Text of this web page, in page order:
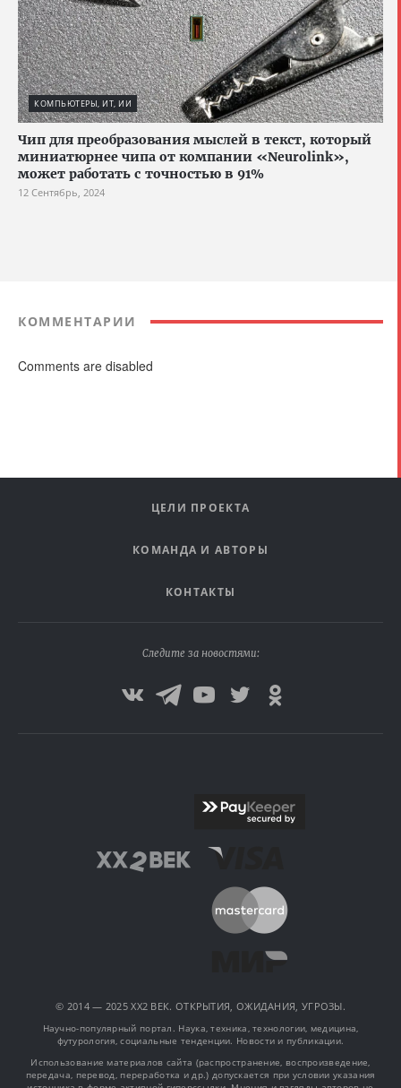
КОМПЬЮТЕРЫ, ИТ, ИИ
Чип для преобразования мыслей в текст, который
миниатюрнее чипа от компании «Neurolink»,
может работать с точностью в 91%
12 Сентябрь, 2024
КОММЕНТАРИИ
Comments are disabled
ЦЕЛИ ПРОЕКТА
КОМАНДА И АВТОРЫ
КОНТАКТЫ
Следите за новостями:
© 2014 — 2025 XX2 ВЕК. ОТКРЫТИЯ, ОЖИДАНИЯ, УГРОЗЫ.
Научно-популярный портал. Наука, техника, технологии, медицина,
футурология, социальные тенденции. Новости и публикации.
Использование материалов сайта (распространение, воспроизведение,
передача, перевод, переработка и др.) допускается при условии указания